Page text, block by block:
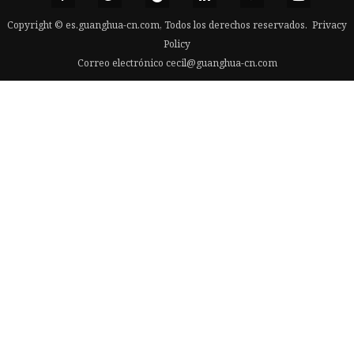
Copyright © es.guanghua-cn.com, Todos los derechos reservados. Privacy
Policy
Correo electrónico cecil@guanghua-cn.com